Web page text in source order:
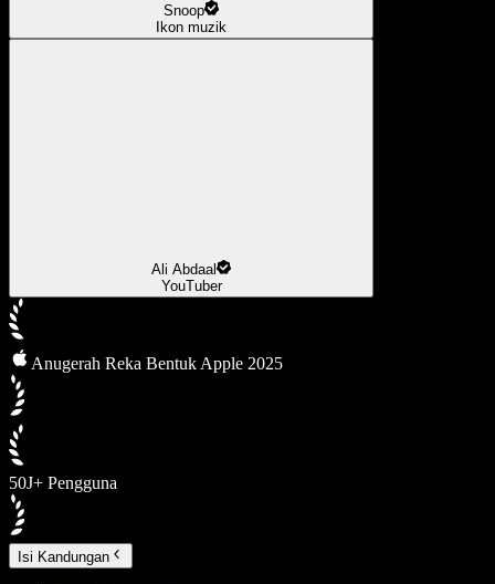
Snoop
Ikon muzik
Ali Abdaal
YouTuber
Anugerah Reka Bentuk Apple 2025
50J+ Pengguna
Isi Kandungan